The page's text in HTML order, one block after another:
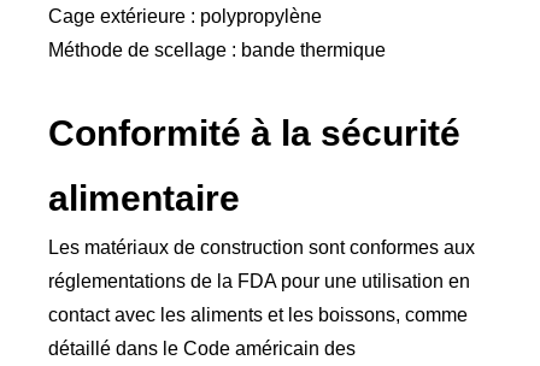
Cage extérieure : polypropylène
Méthode de scellage : bande thermique
Conformité à la sécurité
alimentaire
Les matériaux de construction sont conformes aux
réglementations de la FDA pour une utilisation en
contact avec les aliments et les boissons, comme
détaillé dans le Code américain des